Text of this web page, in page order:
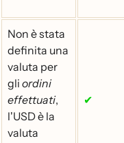
Non è stata
definita una
valuta per
gli ordini
effettuati,
l'USD è la
valuta
✔